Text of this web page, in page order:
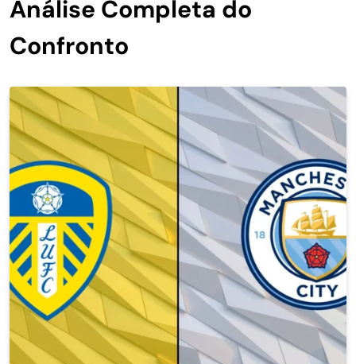
Análise Completa do
Confronto